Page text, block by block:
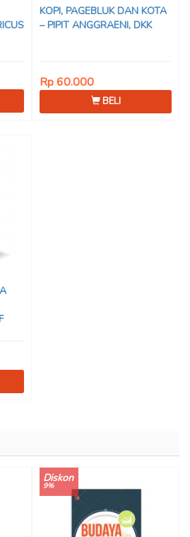
KOPI, PAGEBLUK DAN KOTA
– PIPIT ANGGRAENI, DKK
Rp 60.000
BELI
Diskon
9%